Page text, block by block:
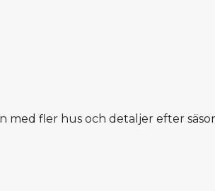
med fler hus och detaljer efter